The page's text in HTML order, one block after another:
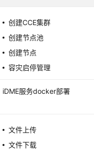
创建CCE集群
创建节点池
创建节点
容灾启停管理
iDME服务docker部署
文件上传
文件下载